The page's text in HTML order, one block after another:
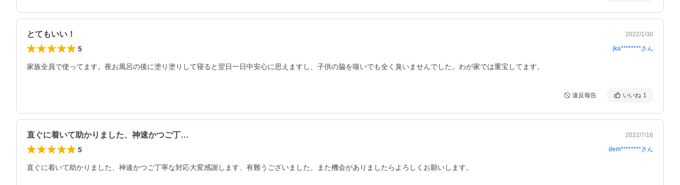
とてもいい！ 2022/1/30
5 jka********さん
家族全員で使ってます。夜お風呂の後に塗り塗りして寝ると翌日一日中安心に思えますし、子供の脇を嗅いでも全く臭いませんでした。わが家では重宝してます。
違反報告 いいね 1
直ぐに着いて助かりました、神速かつご丁… 2022/7/16
5 dem********さん
直ぐに着いて助かりました、神速かつご丁寧な対応大変感謝します、有難うございました。また機会がありましたらよろしくお願いします。